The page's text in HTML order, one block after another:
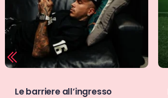
Nessuno vive il calcio (e il